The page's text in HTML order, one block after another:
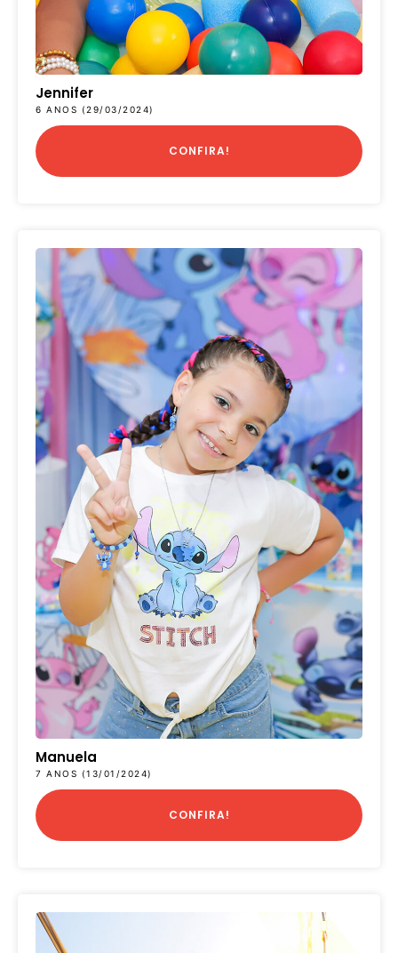
Jennifer
6 ANOS (29/03/2024)
CONFIRA!
Manuela
7 ANOS (13/01/2024)
CONFIRA!